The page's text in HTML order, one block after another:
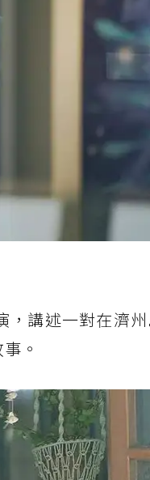
，講述一對在濟
。